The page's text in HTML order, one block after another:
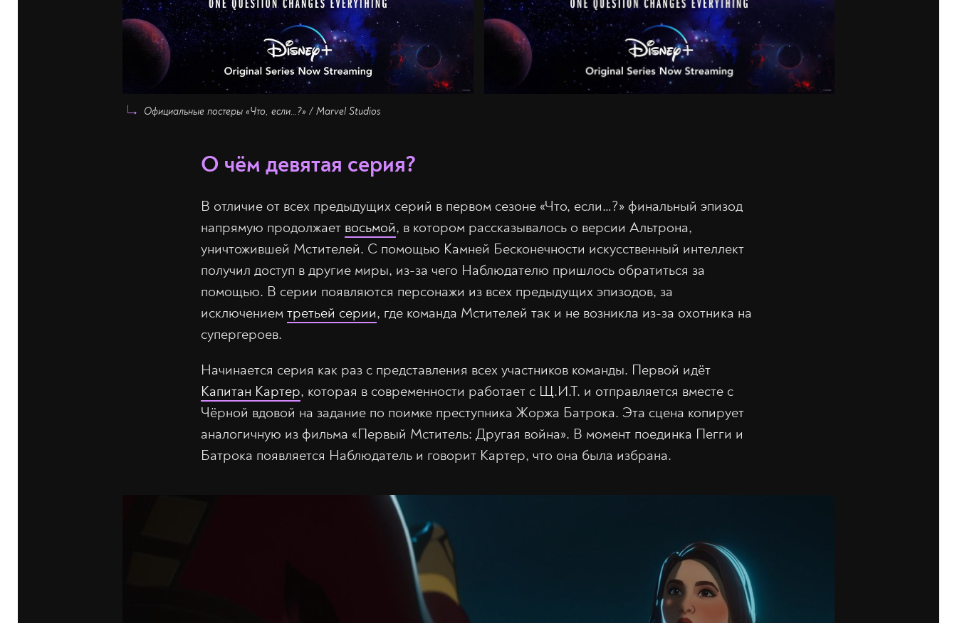
Официальные постеры «Что, если…?» / Marvel Studios
О чём девятая серия?
В отличие от всех предыдущих серий в первом сезоне «Что, если…?» финальный эпизод
напрямую продолжает восьмой, в котором рассказывалось о версии Альтрона,
уничтожившей Мстителей. С помощью Камней Бесконечности искусственный интеллект
получил доступ в другие миры, из-за чего Наблюдателю пришлось обратиться за
помощью. В серии появляются персонажи из всех предыдущих эпизодов, за
исключением третьей серии, где команда Мстителей так и не возникла из-за охотника на
супергероев.
Начинается серия как раз с представления всех участников команды. Первой идёт
Капитан Картер, которая в современности работает с Щ.И.Т. и отправляется вместе с
Чёрной вдовой на задание по поимке преступника Жоржа Батрока. Эта сцена копирует
аналогичную из фильма «Первый Мститель: Другая война». В момент поединка Пегги и
Батрока появляется Наблюдатель и говорит Картер, что она была избрана.